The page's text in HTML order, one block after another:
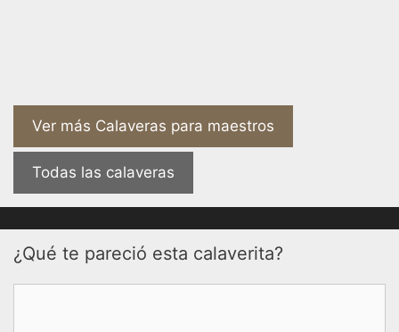
Ver más Calaveras para maestros
Todas las calaveras
¿Qué te pareció esta calaverita?